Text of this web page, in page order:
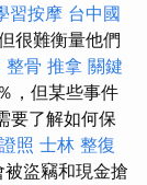
習按摩 台中國
很難衡量他們
整骨 推拿 關鍵
，但某些事件
要了解如何保
照 士林 整復
盜竊和現金搶